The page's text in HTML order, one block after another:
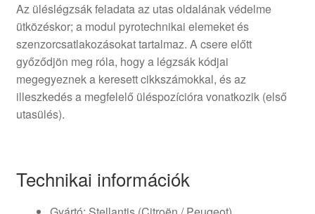
Az üléslégzsák feladata az utas oldalának védelme
ütközéskor; a modul pyrotechnikai elemeket és
szenzorcsatlakozásokat tartalmaz. A csere előtt
győződjön meg róla, hogy a légzsák kódjai
megegyeznek a keresett cikkszámokkal, és az
illeszkedés a megfelelő üléspozícióra vonatkozik (első
utasülés).
Technikai információk